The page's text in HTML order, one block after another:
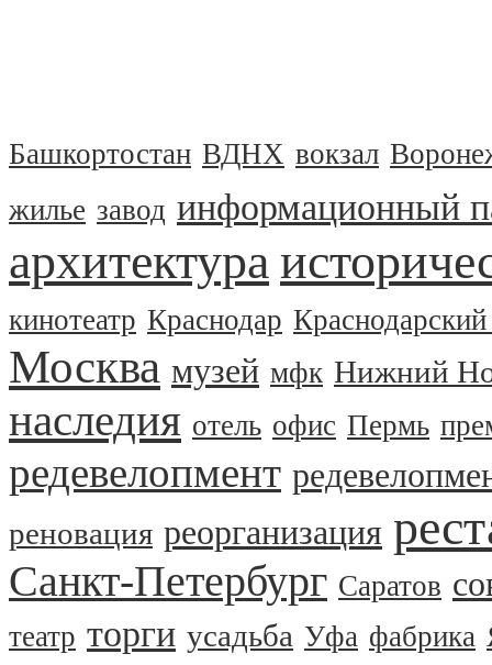
Башкортостан ВДНХ вокзал
жилье завод информационный
архитектура
кинотеатр Краснодар
Москва музей мфк Нижний
наследия отель офис Пермь
редевелопмент
реновация реорганизация
Санкт-Петербург Саратов
театр торги усадьба Уфа фабрика